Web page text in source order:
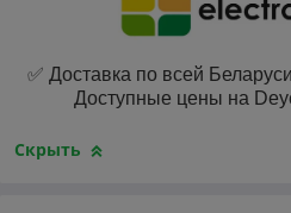
✅ Доставка по всей
Доступные цены на
Скрыть